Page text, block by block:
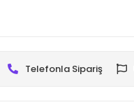
Telefonla Sipariş